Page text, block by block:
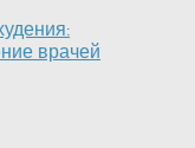
врачей